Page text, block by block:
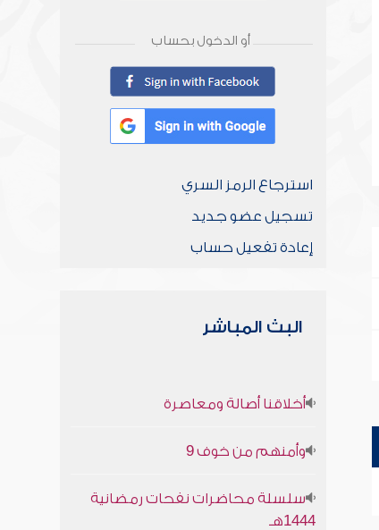
أو الدخول بحساب
استرجاع الرمز السري
تسجيل عضو جديد
إعادة تفعيل حساب
البث المباشر
أخلاقنا أصالة ومعاصرة
وأمنهم من خوف 9
سلسلة محاضرات نفحات رمضانية
1444هـ